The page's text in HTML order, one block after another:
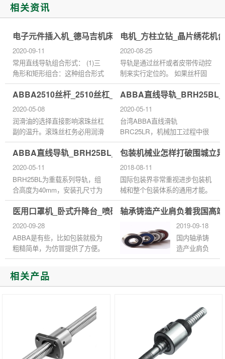
相关资讯
电子元件插入机_德马吉机床_转印机台湾ABBA直线导轨滑
2020-09-11
常用直线导轨组合形式： (1)三
角形和矩形组合：这种组合形式
以三角直线导轨为导向面，导向
精度较高，而平导轨的工艺性
好，因此应用广。 这种组合
电机_方柱立钻_晶片绣花机
2020-08-25
导轨是通过丝杆或者皮带传动控
制来实行定位的。 如果丝杆固
定端会装有马达，控制马达的转
速或者马达旋转的方向，可以定
位到自己想要的位置上面。...
ABBA2510丝杆_2510丝杠_2510滚珠丝杆_2510滚珠丝杠
2020-05-08
润滑油的选择直接影响滚珠丝杠
副的温升。滚珠丝杠务必用润滑
油或润滑脂润滑。一般情况下，
ABBA滚珠丝杆副推荐使用轴承
油和锂皂润滑脂。机油粘度的
ABBA直线导轨
2020-05-11
台湾ABBA直线滑轨
BRC25LR，机械加工过程中很
重要的一个部件，因此，在质量
上需要检测过关，否则就会影响
到元件加工效果。下面，我们可
ABBA直线导轨_BRH25BL_BRC15U0_代理商正品官网
2020-05-11
BRH25BL为重载系列导轨，组
合高度为40mm，安装孔尺寸为
35*50，在灰尘比较大的行业
中，增加防尘装置，甚至可以考
虑采用直销导轨的保护罩。 台
包装机械业怎样打破围城立
2018-08-11
国际包装界非常重视进步包装机
械和整个包装体系的通用才能。
所以包装机械零部件出产专业化
是ABBA直线导轨发展的必然趋
势。我国当前包机业“小而全”...
医用口罩机_卧式升降台_喷码机台湾ABBA线性滑轨滑块
2020-09-28
ABBA是有些，比如包装就极为
粗糙简单，为仿冒提供了方便。
这里提供几个简单的辨别方法，
也不绝对，仅供参考： 1---滑轨
早期（至少09年以前）滑轨的
轴承铸造产业肩负着我国高
2019-09-18
国内轴承铸
造产业肩负
着我国高端
导下，我国
的轴承铸造
行业制定了
行业发展的
规划。制订
相关产品